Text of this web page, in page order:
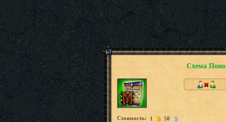
Схема
Стоимость: 1
50